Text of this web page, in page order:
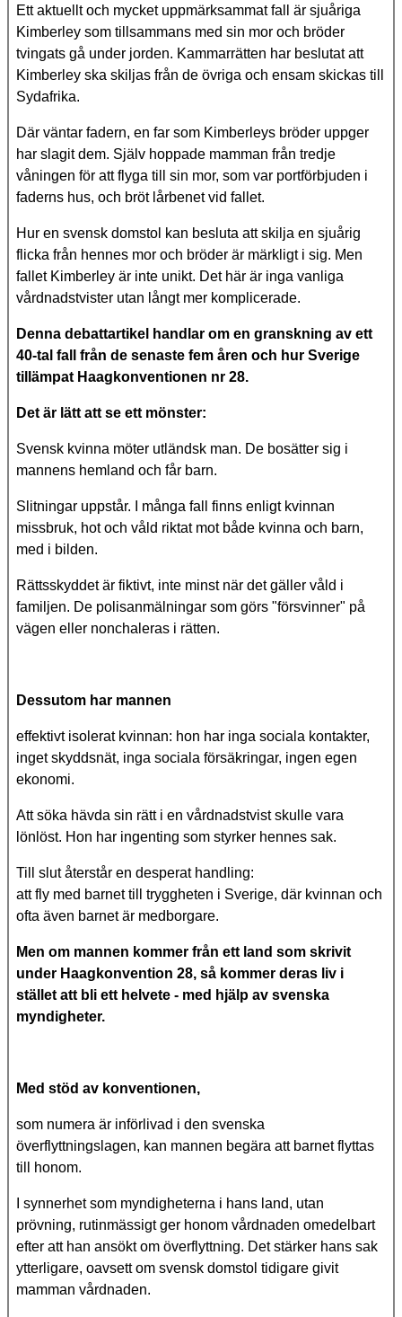
Ett aktuellt och mycket uppmärksammat fall är sjuåriga
Kimberley som tillsammans med sin mor och bröder
tvingats gå under jorden. Kammarrätten har beslutat att
Kimberley ska skiljas från de övriga och ensam skickas till
Sydafrika.
Där väntar fadern, en far som Kimberleys bröder uppger
har slagit dem. Själv hoppade mamman från tredje
våningen för att flyga till sin mor, som var portförbjuden i
faderns hus, och bröt lårbenet vid fallet.
Hur en svensk domstol kan besluta att skilja en sjuårig
flicka från hennes mor och bröder är märkligt i sig. Men
fallet Kimberley är inte unikt. Det här är inga vanliga
vårdnadstvister utan långt mer komplicerade.
Denna debattartikel handlar om en granskning av ett
40-tal fall från de senaste fem åren och hur Sverige
tillämpat Haagkonventionen nr 28.
Det är lätt att se ett mönster:
Svensk kvinna möter utländsk man. De bosätter sig i
mannens hemland och får barn.
Slitningar uppstår. I många fall finns enligt kvinnan
missbruk, hot och våld riktat mot både kvinna och barn,
med i bilden.
Rättsskyddet är fiktivt, inte minst när det gäller våld i
familjen. De polisanmälningar som görs "försvinner" på
vägen eller nonchaleras i rätten.
Dessutom har mannen
effektivt isolerat kvinnan: hon har inga sociala kontakter,
inget skyddsnät, inga sociala försäkringar, ingen egen
ekonomi.
Att söka hävda sin rätt i en vårdnadstvist skulle vara
lönlöst. Hon har ingenting som styrker hennes sak.
Till slut återstår en desperat handling:
att fly med barnet till tryggheten i Sverige, där kvinnan och
ofta även barnet är medborgare.
Men om mannen kommer från ett land som skrivit
under Haagkonvention 28, så kommer deras liv i
stället att bli ett helvete - med hjälp av svenska
myndigheter.
Med stöd av konventionen,
som numera är införlivad i den svenska
överflyttningslagen, kan mannen begära att barnet flyttas
till honom.
I synnerhet som myndigheterna i hans land, utan
prövning, rutinmässigt ger honom vårdnaden omedelbart
efter att han ansökt om överflyttning. Det stärker hans sak
ytterligare, oavsett om svensk domstol tidigare givit
mamman vårdnaden.